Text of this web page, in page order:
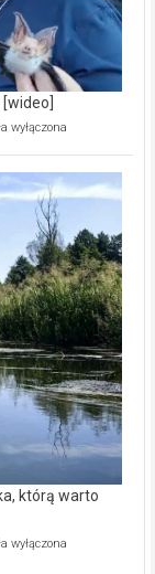
wyłączona
którą warto
wyłączona